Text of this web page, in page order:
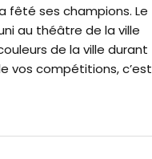
fêté ses champions. Le
au théâtre de la ville
de la ville durant
vos compétitions, c’est